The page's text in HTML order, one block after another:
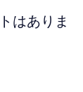
はありま